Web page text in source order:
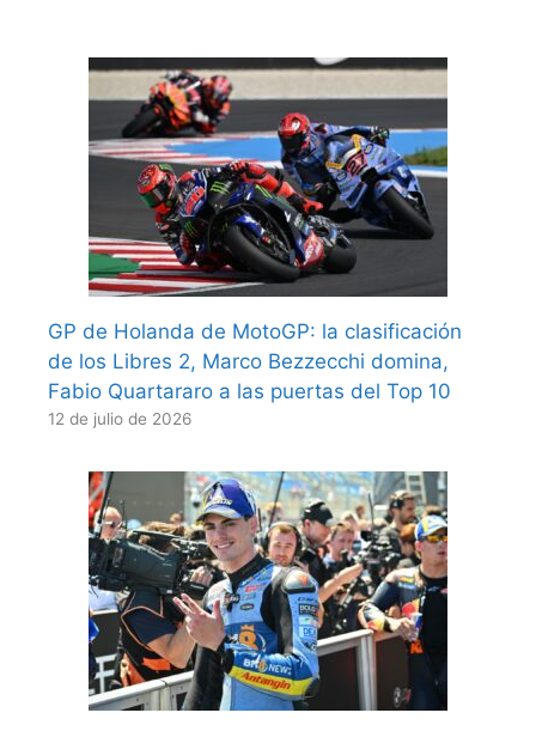
GP de Holanda de MotoGP: la clasificación
de los Libres 2, Marco Bezzecchi domina,
Fabio Quartararo a las puertas del Top 10
12 de julio de 2026